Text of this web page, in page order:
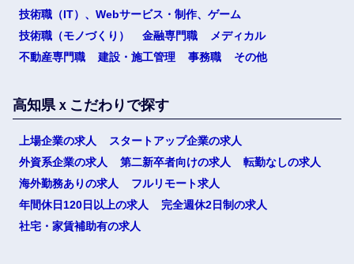
選択する
技術職（IT）、Webサービス・制作、ゲーム
技術職（モノづくり）
金融専門職
メディカル
不動産専門職
建設・施工管理 事務職 その他
高知県ｘこだわりで探す
上場企業の求人
スタートアップ企業の求人
外資系企業の求人
第二新卒者向けの求人
転勤なしの求人
海外勤務ありの求人
フルリモート求人
年間休日120日以上の求人
完全週休2日制の求人
社宅・家賃補助有の求人